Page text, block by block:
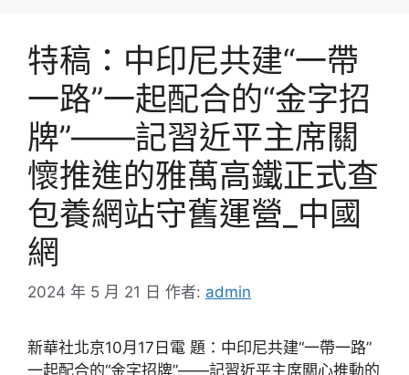
特稿：中印尼共建“一帶
一路”一起配合的“金字招
牌”——記習近平主席關
懷推進的雅萬高鐵正式查
包養網站守舊運營_中國
網
2024 年 5 月 21 日 作者: admin
新華社北京10月17日電 題：中印尼共建“一帶一路”
一起配合的“金字招牌”——記習近平主席關心推動的